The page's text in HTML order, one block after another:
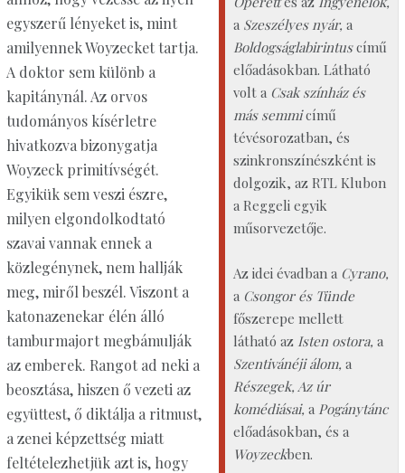
a Szeszélyes nyár, a
Boldogságlabirintuscímű
előadásokban. Látható
volt a Csak színház és
más semmicímű
tévésorozatban, és
szinkronszínészként is
dolgozik, az RTL Klubon
a Reggeli egyik
műsorvezetője.
Az idei évadban a Cyrano,
a Csongor és Tünde
főszerepe mellett
látható az Isten ostora, a
Szentivánéji álom, a
Részegek, Az úr
komédiásai, a Pogánytánc
előadásokban, és a
Woyzeckben.
egyszerű lényeket is, mint
amilyennek Woyzecket tartja.
A doktor sem különb a
kapitánynál. Az orvos
tudományos kísérletre
hivatkozva bizonygatja
Woyzeck primitívségét.
Egyikük sem veszi észre,
milyen elgondolkodtató
szavai vannak ennek a
közlegénynek, nem hallják
meg, miről beszél. Viszont a
katonazenekar élén álló
tamburmajort megbámulják
az emberek. Rangot ad neki a
beosztása, hiszen ő vezeti az
együttest, ő diktálja a ritmust,
a zenei képzettség miatt
feltételezhetjük azt is, hogy